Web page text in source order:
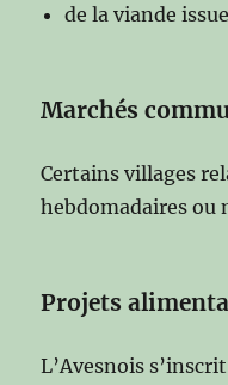
de la viande
Marchés
Certains villages
hebdomadaires ou
Projets
L’Avesnois